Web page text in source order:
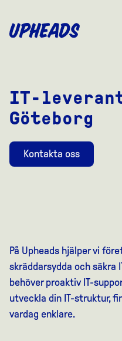
MAIN
IT-
Göteborg
Kontakta oss
På Upheads hjälper vi
skräddarsydda och säkra
behöver proaktiv IT-
utveckla din IT-struktur,
vardag enklare.